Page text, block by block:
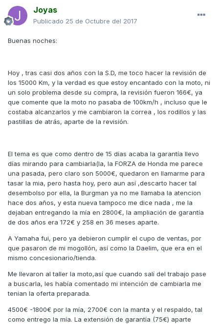
Joyas
Publicado 25 de Octubre del 2017
Buenas noches:
Hoy , tras casi dos años con la S.D, me toco hacer la revisión de
los 15000 Km, y la verdad es que estoy encantado con la moto, ni
un solo problema desde su compra, la revisión fueron 166€, ya
que comente que la moto no pasaba de 100km/h , incluso que le
costaba alcanzarlos y me cambiaron la correa , los rodillos y las
pastillas de atrás, aparte de la revisión.
El tema es que como dentro de 15 días acaba la garantía llevo
días mirando para cambiarla(la, la FORZA de Honda me parece
una pasada, pero claro son 5000€, quedaron en llamarme para
tasar la mia, pero hasta hoy, pero aun así ,descarto hacer tal
desembolso por ella, la Burgman ya no me llamaba la atencion
hace dos años, y esta nueva tampoco me dice nada , me la
dejaban entregando la mía en 2800€, la ampliación de garantía
de dos años era 172€ y 258 en 36 meses aparte.
A Yamaha fui, pero ya debieron cumplir el cupo de ventas, por
que pasaron de mi mogollón, así como la Daelim, que era en el
mismo concesionario/tienda.
Me llevaron al taller la moto,así que cuando salí del trabajo pase
a buscarla, les había comentado mi intención de cambiarla me
tenian la oferta preparada.
4500€ -1800€ por la mía, 2700€ con la manta y el respaldo, tal
como entrego la mía. La extensión de garantía (75€) aparte